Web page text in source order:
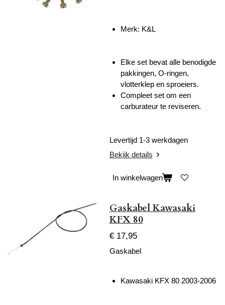
Merk: K&L
Elke set bevat alle benodigde
pakkingen, O-ringen,
vlotterklep en sproeiers.
Compleet set om een
carburateur te reviseren.
Levertijd 1-3 werkdagen
Bekijk details
In winkelwagen
Gaskabel Kawasaki
KFX 80
€ 17,95
Gaskabel
Kawasaki KFX 80 2003-2006